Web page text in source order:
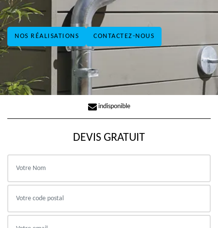
NOS RÉALISATIONS CONTACTEZ-NOUS
indisponible
DEVIS GRATUIT